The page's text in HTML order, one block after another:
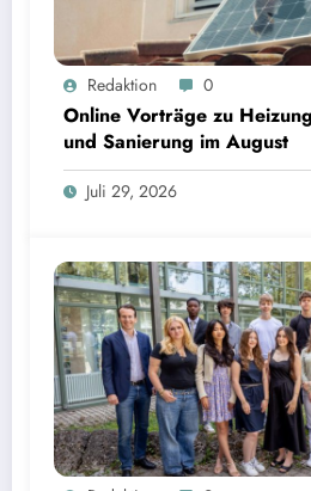
Online Vorträge zu Heizung, Photovoltaik und
Redaktion 0
Online Vorträge zu
und Sanierung im August
Juli 29, 2026
Landkreis zeichnet 16 beste Mittelschulabsolventen